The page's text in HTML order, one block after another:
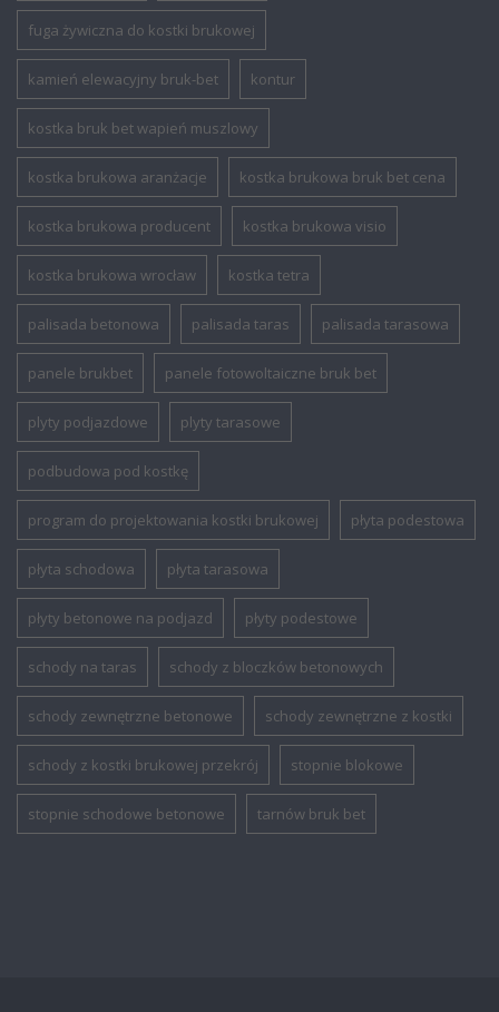
fuga żywiczna do kostki brukowej
kamień elewacyjny bruk-bet kontur
kostka bruk bet wapień muszlowy
kostka brukowa aranżacje kostka brukowa bruk bet cena
kostka brukowa producent kostka brukowa visio
kostka brukowa wrocław kostka tetra
palisada betonowa palisada taras palisada tarasowa
panele brukbet panele fotowoltaiczne bruk bet
plyty podjazdowe plyty tarasowe
podbudowa pod kostkę
program do projektowania kostki brukowej płyta podestowa
płyta schodowa płyta tarasowa
płyty betonowe na podjazd płyty podestowe
schody na taras schody z bloczków betonowych
schody zewnętrzne betonowe schody zewnętrzne z kostki
schody z kostki brukowej przekrój stopnie blokowe
stopnie schodowe betonowe tarnów bruk bet